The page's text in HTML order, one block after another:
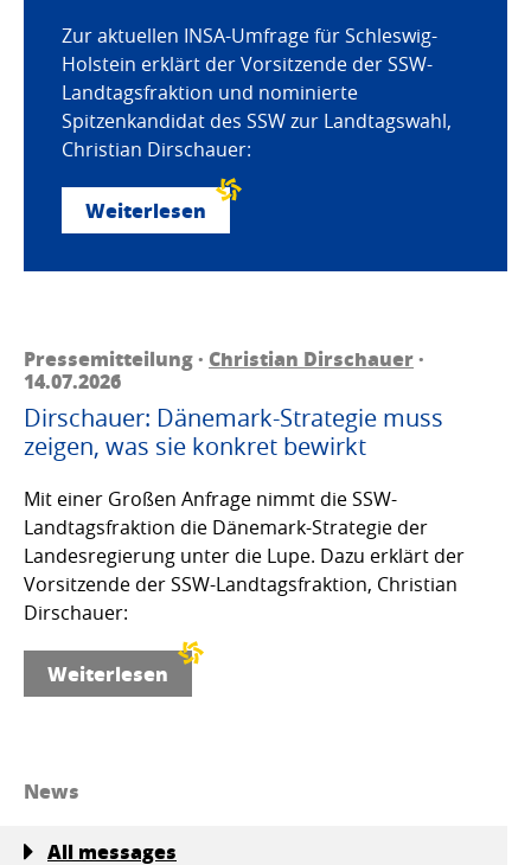
Zur aktuellen INSA-Umfrage für Schleswig-
Holstein erklärt der Vorsitzende der SSW-
Landtagsfraktion und nominierte
Spitzenkandidat des SSW zur Landtagswahl,
Christian Dirschauer:
Weiterlesen
Pressemitteilung · Christian Dirschauer·
14.07.2026
Dirschauer: Dänemark-Strategie muss
zeigen, was sie konkret bewirkt
Mit einer Großen Anfrage nimmt die SSW-
Landtagsfraktion die Dänemark-Strategie der
Landesregierung unter die Lupe. Dazu erklärt der
Vorsitzende der SSW-Landtagsfraktion, Christian
Dirschauer:
Weiterlesen
News
All messages